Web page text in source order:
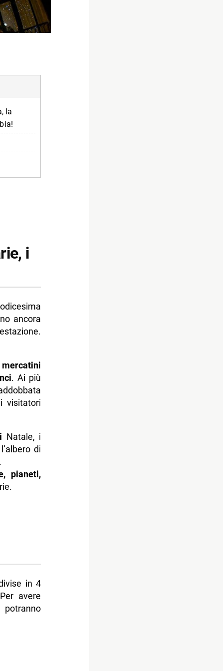
la
i
ancora
. Ai più
visitatori
Natale, i
di
pianeti,
in 4
avere